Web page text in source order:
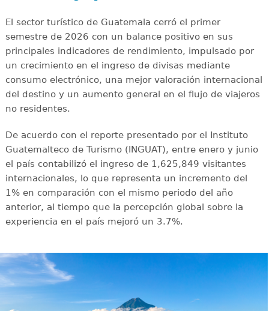
El sector turístico de Guatemala cerró el primer
semestre de 2026 con un balance positivo en sus
principales indicadores de rendimiento, impulsado por
un crecimiento en el ingreso de divisas mediante
consumo electrónico, una mejor valoración internacional
del destino y un aumento general en el flujo de viajeros
no residentes.
De acuerdo con el reporte presentado por el Instituto
Guatemalteco de Turismo (INGUAT), entre enero y junio
el país contabilizó el ingreso de 1,625,849 visitantes
internacionales, lo que representa un incremento del
1% en comparación con el mismo periodo del año
anterior, al tiempo que la percepción global sobre la
experiencia en el país mejoró un 3.7%.